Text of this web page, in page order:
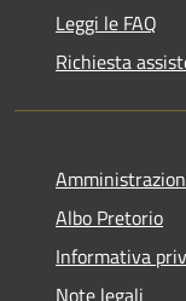
Leggi le FAQ
Richiesta
Albo Pretorio
Informativa
Note legali